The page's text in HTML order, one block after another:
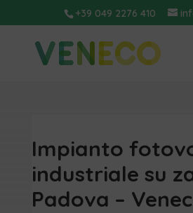
+39 049 2276 410
Impianto
industriale su
Padova –